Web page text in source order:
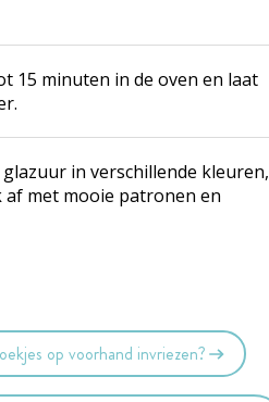
15 minuten in de oven en laat
in verschillende kleuren,
met mooie patronen en
op voorhand invriezen?